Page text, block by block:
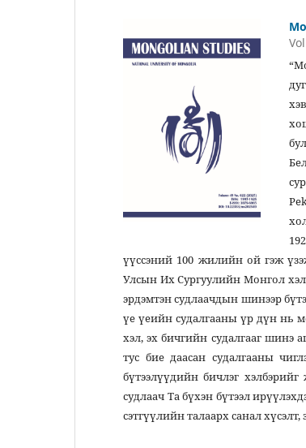
үүссэний 100 жилийн ой гэж
Улсын Их Сургуулийн Монгол
эрдэмтэн судлаачдын шинээр
үе үеийн судалгааны үр дүн нь
хэл, эх бичгийн судалгааг шинэ
тус бие даасан судалгааны
бүтээлүүдийн бичлэг
судлаач Та бүхэн бүтээл
сэтгүүлийн талаарх санал